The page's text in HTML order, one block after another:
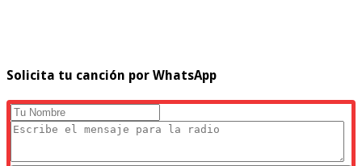
Solicita tu canción por WhatsApp